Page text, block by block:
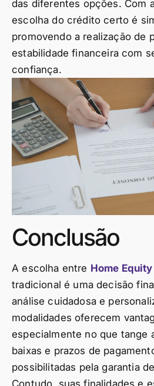
das diferentes opções. Com
escolha do crédito certo é
promovendo a realização de
estabilidade financeira com
confiança.
Conclusão
A escolha entre Home
tradicional é uma decisão
análise cuidadosa e
modalidades oferecem
especialmente no que tange
baixas e prazos de
possibilitadas pela garantia